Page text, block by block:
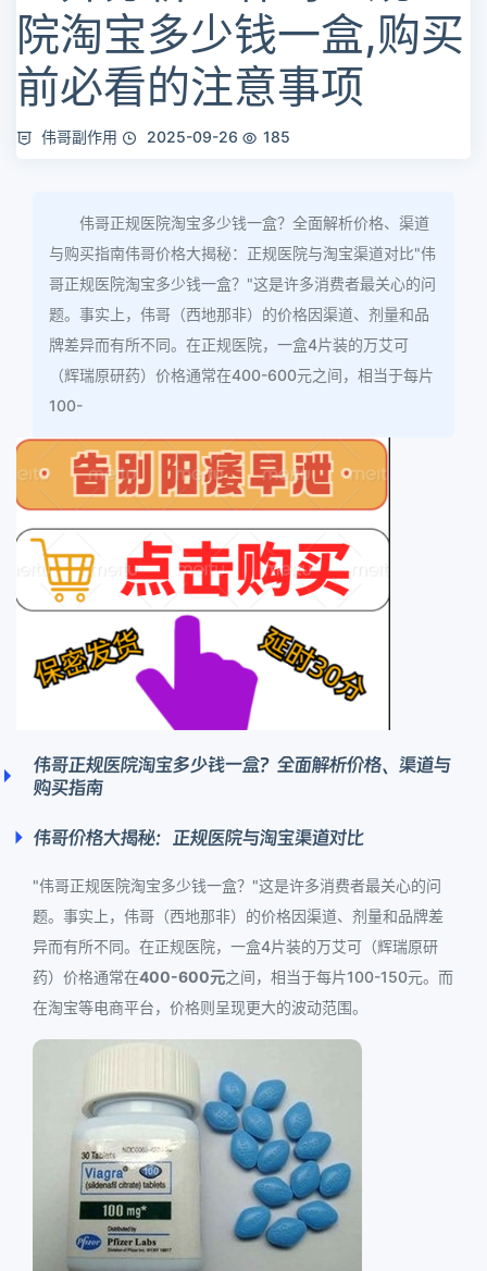
院淘宝多少钱一盒,购买
前必看的注意事项
伟哥副作用 2025-09-26 185
伟哥正规医院淘宝多少钱一盒？全面解析价格、渠道
与购买指南伟哥价格大揭秘：正规医院与淘宝渠道对比"伟
哥正规医院淘宝多少钱一盒？"这是许多消费者最关心的问
题。事实上，伟哥（西地那非）的价格因渠道、剂量和品
牌差异而有所不同。在正规医院，一盒4片装的万艾可
（辉瑞原研药）价格通常在400-600元之间，相当于每片
100-
伟哥正规医院淘宝多少钱一盒？全面解析价格、渠道与
购买指南
伟哥价格大揭秘：正规医院与淘宝渠道对比
"伟哥正规医院淘宝多少钱一盒？"这是许多消费者最关心的问
题。事实上，伟哥（西地那非）的价格因渠道、剂量和品牌差
异而有所不同。在正规医院，一盒4片装的万艾可（辉瑞原研
药）价格通常在400-600元之间，相当于每片100-150元。而
在淘宝等电商平台，价格则呈现更大的波动范围。